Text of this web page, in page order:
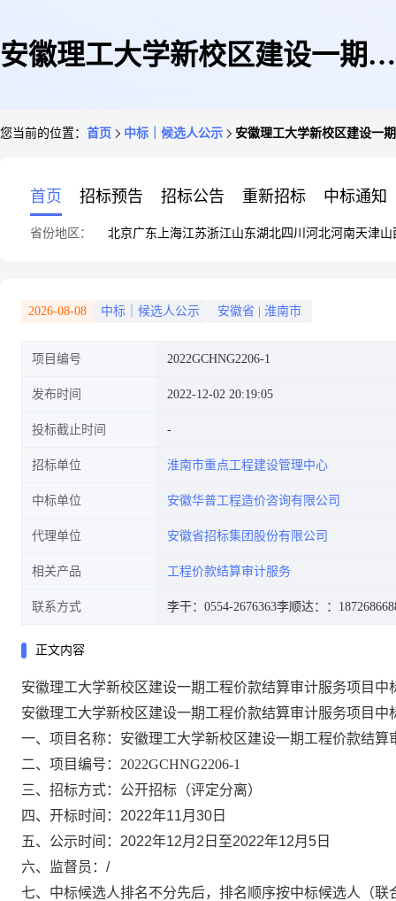
安徽理工大学新校区建设一期工
您当前的位置： 首页 中标｜候选人公示 安徽理工大学新校区建设一
首页 招标预告 招标公告 重新招标 中标通知
省份地区： 北京广东 上海江苏浙江山东湖北四川 河北河南天津山
2026-08-08 中标｜候选人公示 安徽省 淮南市
项目编号 2022GCHNG2206-1
发布时间 2022-12-02 20:19:05
投标截止时间
招标单位 淮南市重点工程建设管理中心
中标单位 安徽华普工程造价咨询有限公司
代理单位 安徽省招标集团股份有限公司
相关产品 工程价款结算审计服务
联系方式 李干：0554-2676363李顺达： ：
正文内容
安徽理工大学新校区建设一期工程价款结算审计服务项目中
安徽理工大学新校区建设一期工程价款结算审计服务项目 中
一、项目名称： 安徽理工大学新校区建设一期工程价款结算
二、项目编号： 2022GCHNG2206-1
三、招标方式：公开招标（评定分离）
四、开标时间： 2022年11月 30 日
五、公示时间： 2022年12月 2 日至2022年12月 5 日
六、监督员： /
七、中标候选人排名不分先后，排名顺序按中标候选人
（